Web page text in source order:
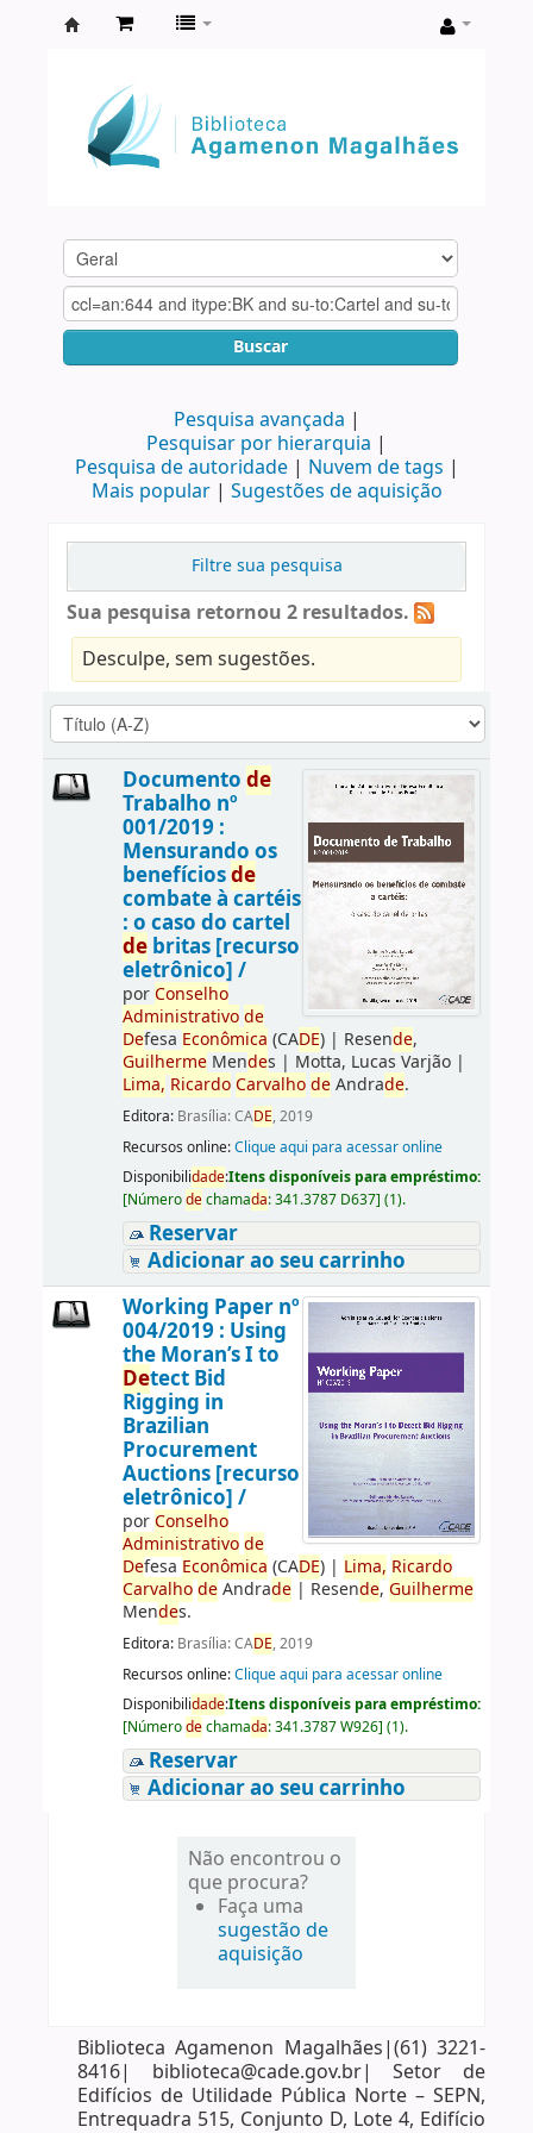
Agamenon
Magalhães
Buscar
Pesquisa avançada
Pesquisar por hierarquia
Pesquisa de autoridade
Nuvem de tags
Mais popular
Sugestões de aquisição
Filtre sua pesquisa
Sua pesquisa retornou 2 resultados.
Desculpe, sem sugestões.
Documento de
Trabalho nº
001/2019 :
Mensurando os
benefíciosde
combate à cartéis
: o caso do cartel
debritas [recurso
eletrônico] /
porConselho
Administrativo de
Defesa Econômica (CADE)| Resende,
GuilhermeMendes | Motta, Lucas Varjão|
Lima, Ricardo Carvalho deAndrade.
Editora: Brasília: CADE, 2019
Recursos online:Clique aqui para acessar online
Disponibilidade:Itens disponíveis para empréstimo:
[Númerodechamada:341.3787 D637] (1).
Reservar
Adicionar ao seu carrinho
Working Paper nº
004/2019 : Using
the Moran’s I to
Detect Bid
Rigging in
Brazilian
Procurement
Auctions [recurso
eletrônico] /
porConselho
Administrativo de
Defesa Econômica (CADE)| Lima, Ricardo
Carvalho deAndrade| Resende, Guilherme
Mendes.
Editora: Brasília: CADE, 2019
Recursos online:Clique aqui para acessar online
Disponibilidade:Itens disponíveis para empréstimo:
[Númerodechamada:341.3787 W926] (1).
Reservar
Adicionar ao seu carrinho
Não encontrou o
que procura?
Faça uma
sugestão de
aquisição
Biblioteca Agamenon Magalhães|(61) 3221-
8416| biblioteca@cade.gov.br| Setor de
Edifícios de Utilidade Pública Norte – SEPN,
Entrequadra 515, Conjunto D, Lote 4, Edifício